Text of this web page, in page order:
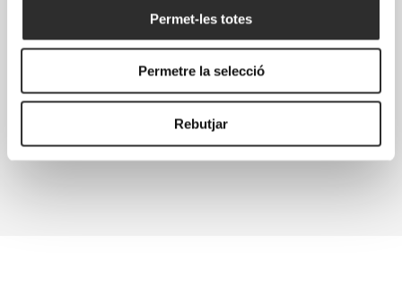
Permet-les totes
Permetre la selecció
Rebutjar